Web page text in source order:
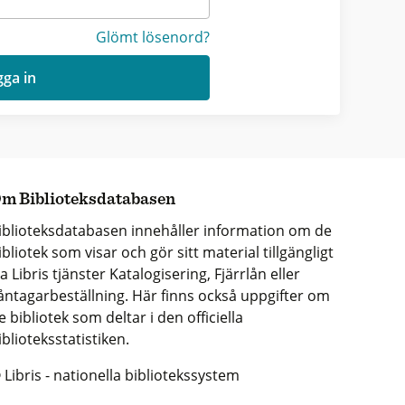
Glömt lösenord?
in
Biblioteksdatabasen
innehåller information om de
som visar och gör sitt material tillgängligt
Libris tjänster Katalogisering, Fjärrlån eller
Här finns också uppgifter om
bibliotek som deltar i den officiella
- nationella bibliotekssystem